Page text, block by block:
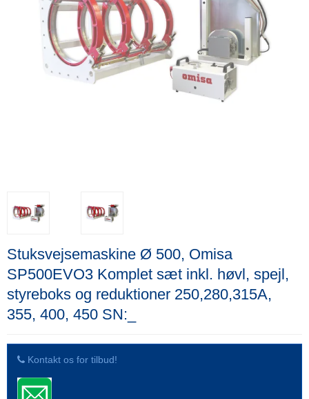
Stuksvejsemaskine Ø 500, Omisa
SP500EVO3 Komplet sæt inkl. høvl, spejl,
styreboks og reduktioner 250,280,315A,
355, 400, 450 SN:_
Kontakt os for tilbud!